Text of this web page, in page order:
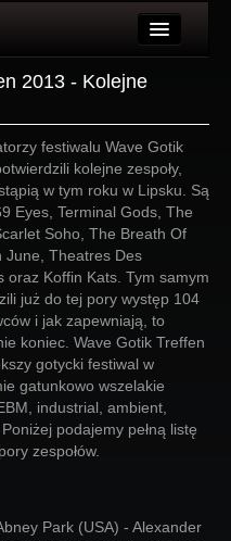
2013 - Kolejne
festiwalu Wave Gotik
kolejne zespoły,
w tym roku w Lipsku. Są
Eyes, Terminal Gods, The
Soho, The Breath Of
June, Theatres Des
oraz Koffin Kats. Tym samym
już do tej pory występ 104
i jak zapewniają, to
koniec. Wave Gotik Treffen
gotycki festiwal w
gatunkowo wszelakie
industrial, ambient,
podajemy pełną listę
zespołów.
Park (USA) - Alexander